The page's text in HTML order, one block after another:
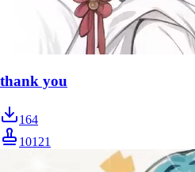
thank you
164
10121